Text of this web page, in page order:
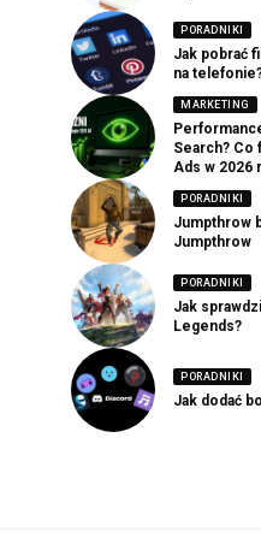
PORADNIKI
Jak pobrać
na
MARKETING
Search? Co
Ads w 2026
PORADNIKI
Jumpthrow
Jumpthrow
PORADNIKI
Jak
Legends?
PORADNIKI
Jak dodać